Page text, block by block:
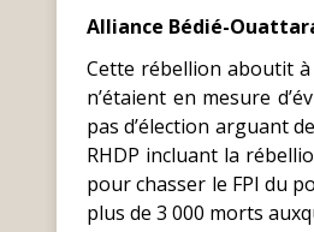
Alliance Bédié-
Cette rébellion aboutit à
n’étaient en mesure
pas d’élection arguant
RHDP incluant la
pour chasser le FPI du
plus de 3 000 morts